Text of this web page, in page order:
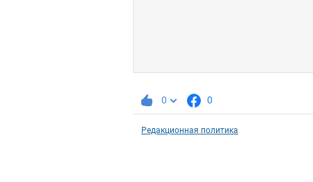
0 0
Редакционная политика